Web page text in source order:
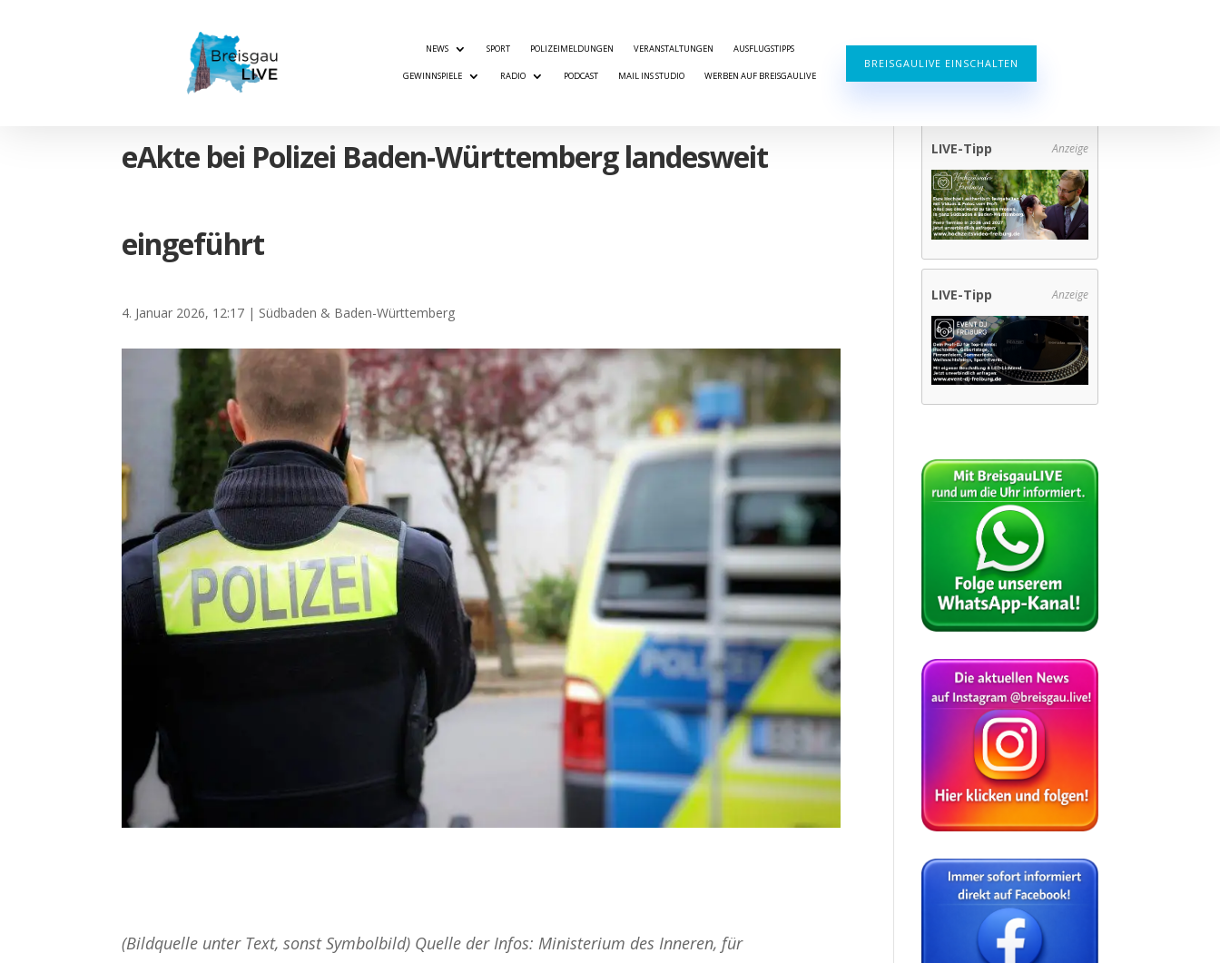
NEWS SPORT POLIZEIMELDUNGEN VERANSTALTUNGEN AUSFLUGSTIPPS
GEWINNSPIELE RADIO PODCAST MAIL INS STUDIO WERBEN AUF BREISGAULIVE
BREISGAULIVE EINSCHALTEN
eAkte bei Polizei Baden-Württemberg landesweit
eingeführt
4. Januar 2026, 12:17 | Südbaden & Baden-Württemberg
(Bildquelle unter Text, sonst Symbolbild) Quelle der Infos: Ministerium des Inneren, für
LIVE-Tipp Anzeige
LIVE-Tipp Anzeige